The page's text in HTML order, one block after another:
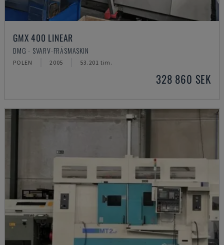
GMX 400 LINEAR
DMG - SVARV-FRÄSMASKIN
POLEN 2005 53.201 tim.
328 860 SEK